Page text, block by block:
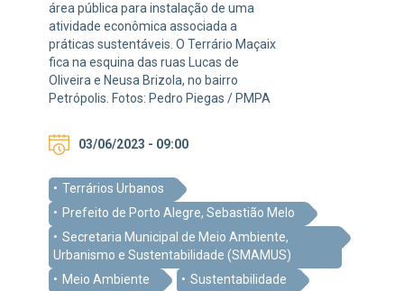
área pública para instalação de uma
atividade econômica associada a
práticas sustentáveis. O Terrário Maçaix
fica na esquina das ruas Lucas de
Oliveira e Neusa Brizola, no bairro
Petrópolis. Fotos: Pedro Piegas / PMPA
03/06/2023 - 09:00
Terrários Urbanos
Prefeito de Porto Alegre, Sebastião Melo
Secretaria Municipal de Meio Ambiente,
Urbanismo e Sustentabilidade (SMAMUS)
Meio Ambiente
Sustentabilidade